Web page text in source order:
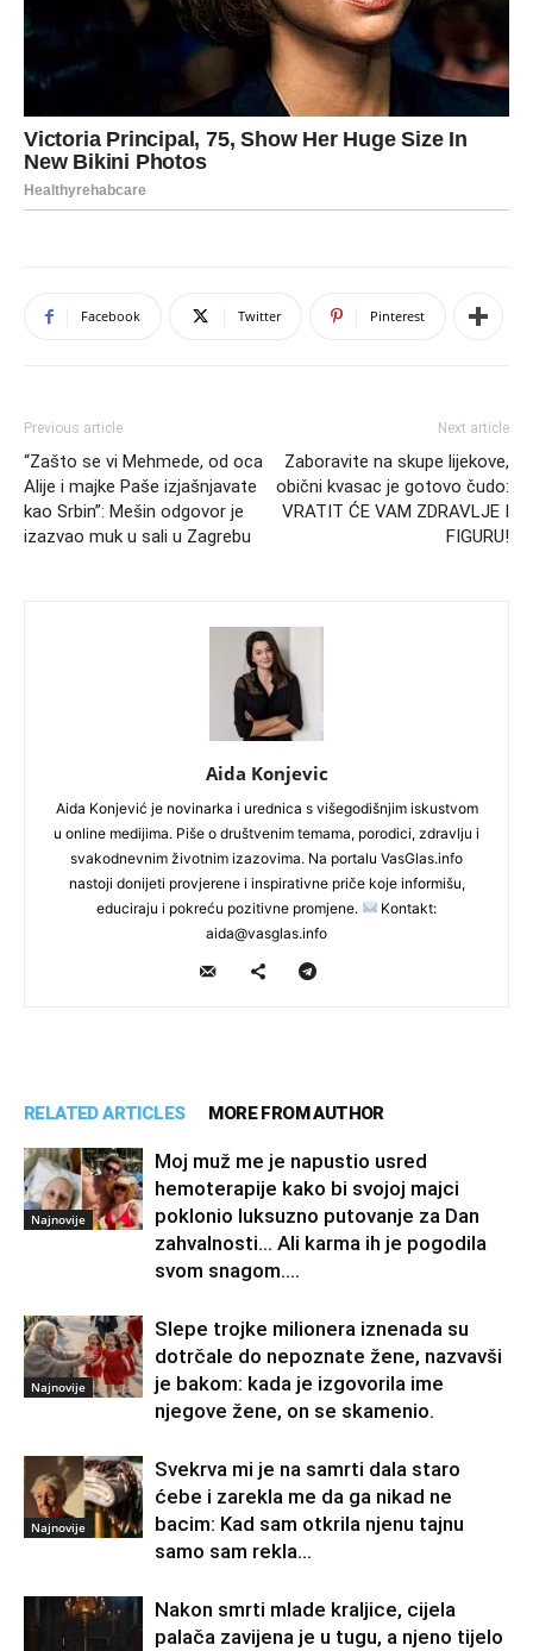
Facebook Twitter Pinterest
Previous article
“Zašto se vi Mehmede, od oca
Alije i majke Paše izjašnjavate
kao Srbin”: Mešin odgovor je
izazvao muk u sali u Zagrebu
Next article
Zaboravite na skupe lijekove,
obični kvasac je gotovo čudo:
VRATIT ĆE VAM ZDRAVLJE I
FIGURU!
Aida Konjevic
Aida Konjević je novinarka i urednica s višegodišnjim iskustvom
u online medijima. Piše o društvenim temama, porodici, zdravlju i
svakodnevnim životnim izazovima. Na portalu VasGlas.info
nastoji donijeti provjerene i inspirativne priče koje informišu,
educiraju i pokreću pozitivne promjene.
Kontakt:
aida@vasglas.info
RELATED ARTICLES MORE FROM AUTHOR
Najnovije
Moj muž me je napustio usred
hemoterapije kako bi svojoj majci
poklonio luksuzno putovanje za Dan
zahvalnosti… Ali karma ih je pogodila
svom snagom....
Najnovije
Slepe trojke milionera iznenada su
dotrčale do nepoznate žene, nazvavši
je bakom: kada je izgovorila ime
njegove žene, on se skamenio.
Najnovije
Svekrva mi je na samrti dala staro
ćebe i zarekla me da ga nikad ne
bacim: Kad sam otkrila njenu tajnu
samo sam rekla...
Nakon smrti mlade kraljice, cijela
palača zavijena je u tugu, a njeno tijelo